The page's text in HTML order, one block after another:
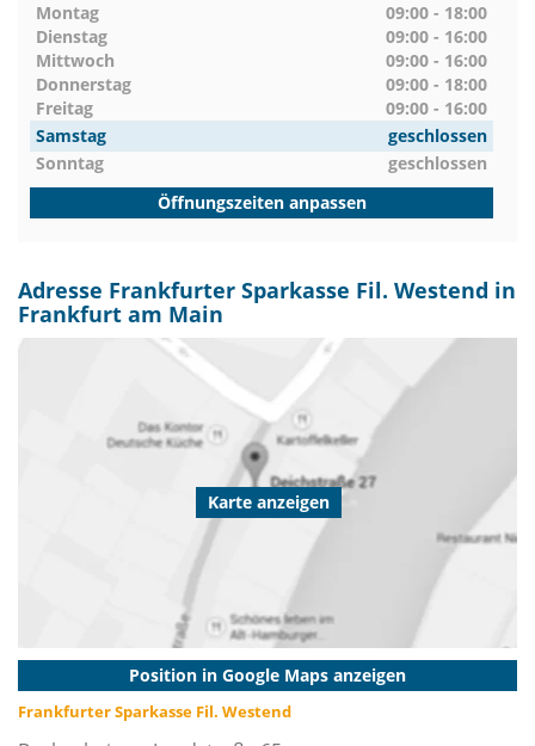
Montag
09:00 - 18:00
Dienstag
09:00 - 16:00
Mittwoch
09:00 - 16:00
Donnerstag
09:00 - 18:00
Freitag
09:00 - 16:00
Samstag
geschlossen
Sonntag
geschlossen
Öffnungszeiten anpassen
Adresse Frankfurter Sparkasse Fil. Westend in
Frankfurt am Main
Karte anzeigen
Position in Google Maps anzeigen
Frankfurter Sparkasse Fil. Westend